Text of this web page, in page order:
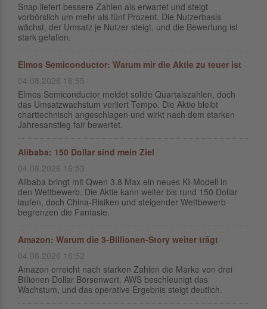
Snap liefert bessere Zahlen als erwartet und steigt
vorbörslich um mehr als fünf Prozent. Die Nutzerbasis
wächst, der Umsatz je Nutzer steigt, und die Bewertung ist
stark gefallen.
Elmos Semiconductor: Warum mir die Aktie zu teuer ist
04.08.2026 16:55
Elmos Semiconductor meldet solide Quartalszahlen, doch
das Umsatzwachstum verliert Tempo. Die Aktie bleibt
charttechnisch angeschlagen und wirkt nach dem starken
Jahresanstieg fair bewertet.
Alibaba: 150 Dollar sind mein Ziel
04.08.2026 16:53
Alibaba bringt mit Qwen 3.8 Max ein neues KI-Modell in
den Wettbewerb. Die Aktie kann weiter bis rund 150 Dollar
laufen, doch China-Risiken und steigender Wettbewerb
begrenzen die Fantasie.
Amazon: Warum die 3-Billionen-Story weiter trägt
04.08.2026 16:52
Amazon erreicht nach starken Zahlen die Marke von drei
Billionen Dollar Börsenwert. AWS beschleunigt das
Wachstum, und das operative Ergebnis steigt deutlich.